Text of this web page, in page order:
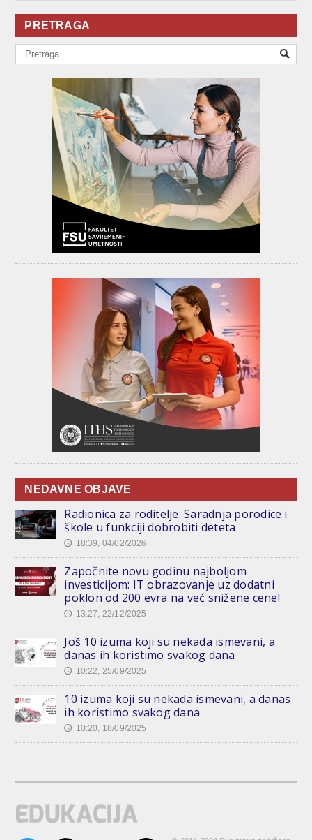
PRETRAGA
NEDAVNE OBJAVE
Radionica za roditelje: Saradnja porodice i
škole u funkciji dobrobiti deteta
🕔 18:39, 04/02/2026
Započnite novu godinu najboljom
investicijom: IT obrazovanje uz dodatni
poklon od 200 evra na već snižene cene!
🕔 13:27, 22/12/2025
Još 10 izuma koji su nekada ismevani, a
danas ih koristimo svakog dana
🕔 10:22, 25/09/2025
10 izuma koji su nekada ismevani, a danas
ih koristimo svakog dana
🕔 10:20, 18/09/2025